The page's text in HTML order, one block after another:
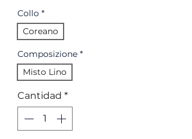
Collo *
Coreano
Composizione *
Misto Lino
Cantidad *